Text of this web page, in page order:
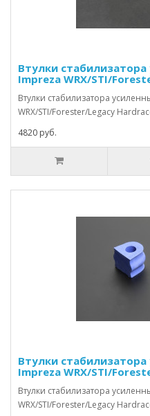
Втулки стабилизатора
Impreza WRX/STI/
Втулки стабилизатора
WRX/STI/Forester/Legacy
4820 руб.
Втулки стабилизатора
Impreza WRX/STI/
Втулки стабилизатора
WRX/STI/Forester/Legacy